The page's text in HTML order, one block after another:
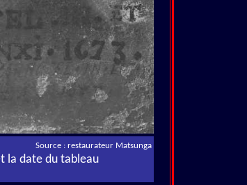
Source : restaurateur Matsunga
la date du tableau